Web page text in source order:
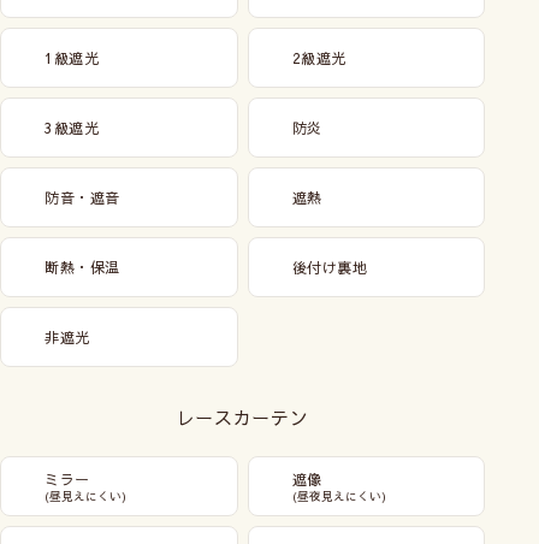
1級遮光 2級遮光
3級遮光 防炎
防音・遮音 遮熱
断熱・保温 後付け裏地
非遮光
レースカーテン
ミラー
(昼見えにくい)
遮像
(昼夜見えにくい)